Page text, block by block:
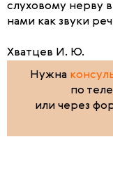
слуховому нерву
нами как звуки
Хватцев И. Ю.
Нужна
по
или через